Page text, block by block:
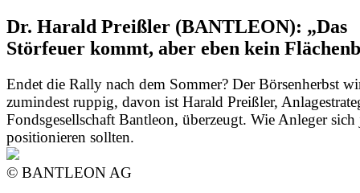
Dr. Harald Preißler (BANTLEON): „Das
Störfeuer kommt, aber eben kein
Endet die Rally nach dem Sommer? Der Börsenherbst
zumindest ruppig, davon ist Harald Preißler,
Fondsgesellschaft Bantleon, überzeugt. Wie Anleger sich
positionieren sollten.
© BANTLEON AG